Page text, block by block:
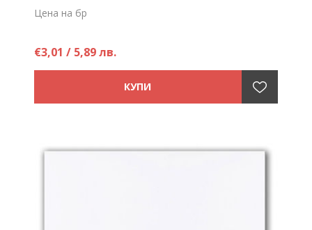
Цена на бр
€3,01 / 5,89 лв.